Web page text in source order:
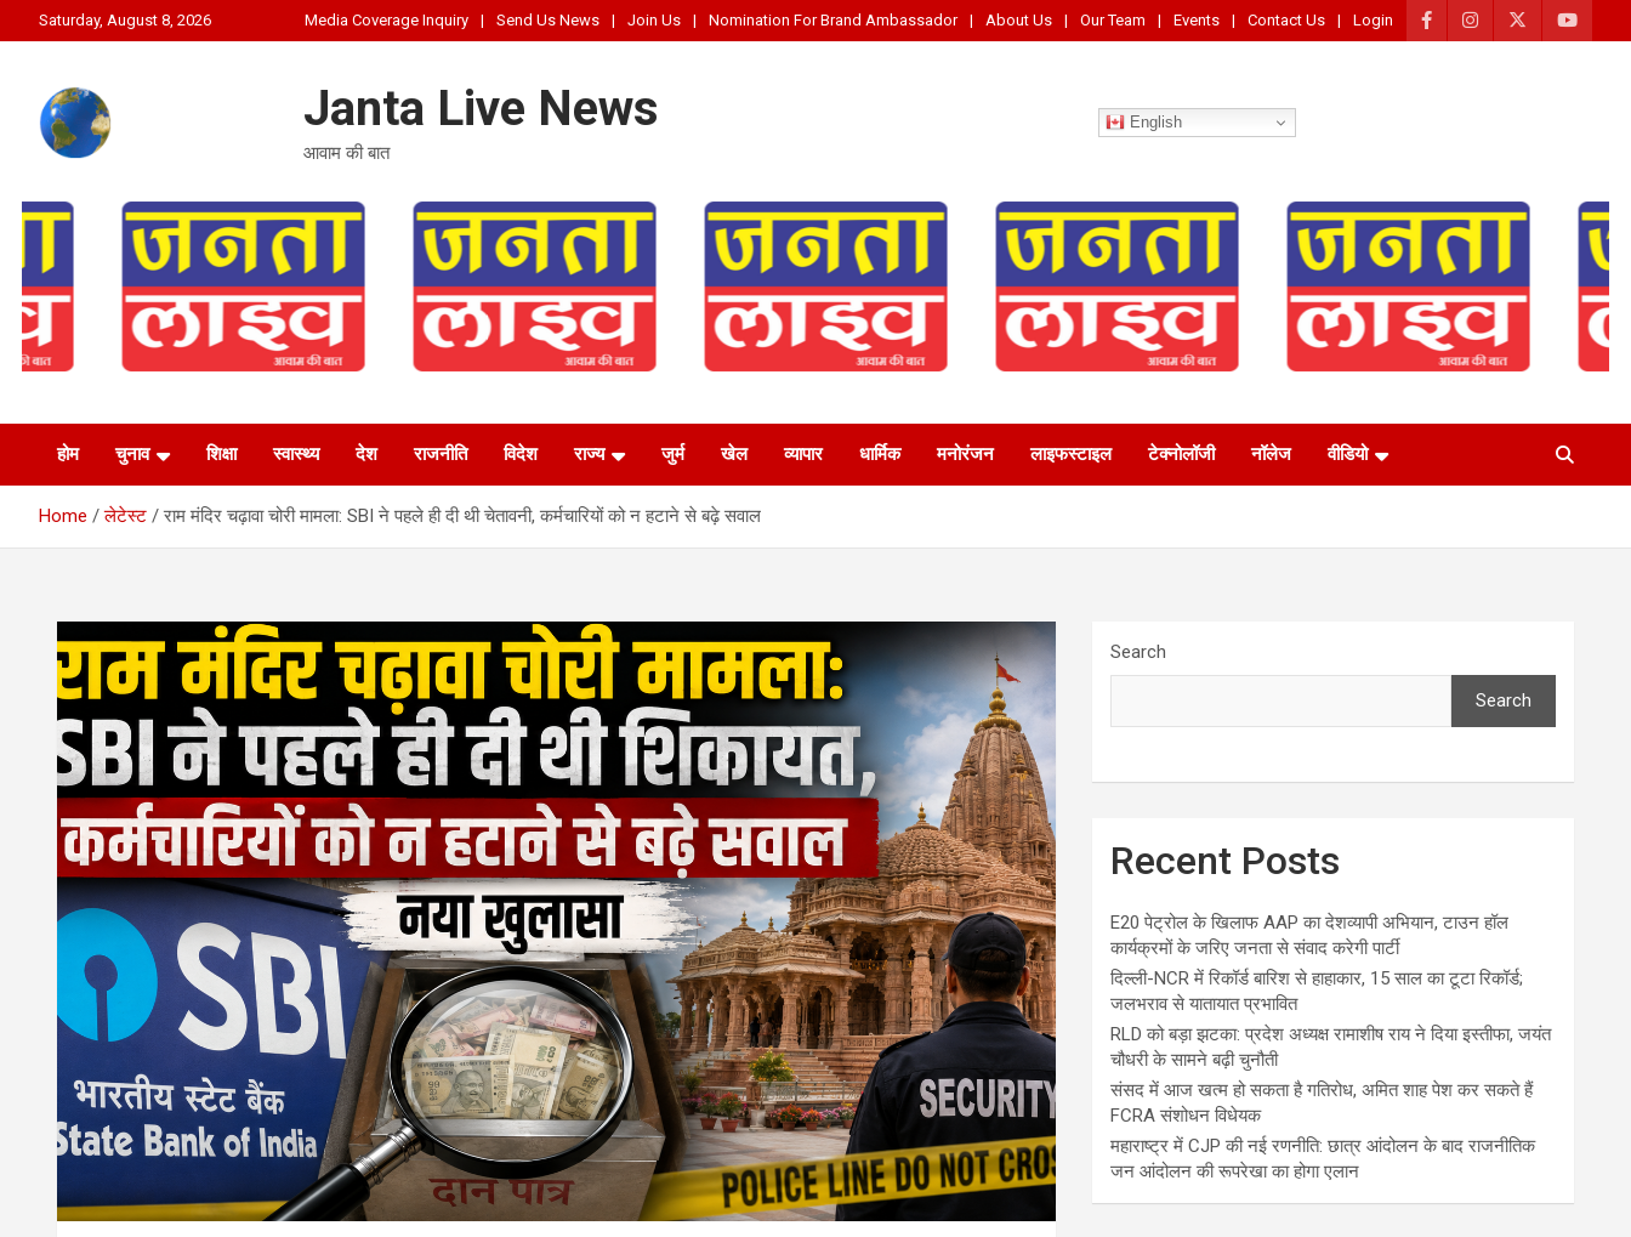
to
Saturday, August 8, 2026 Media Coverage Inquiry Send Us News Join Us Nomination For Brand Ambassador About Us Our Team Events Contact Us Login
Janta Live News
आवाम की बात
English
होम चुनाव शिक्षा स्वास्थ्य देश राजनीति विदेश राज्य जुर्म खेल व्यापार धार्मिक मनोरंजन लाइफस्‍टाइल टेक्नोलॉजी नॉलेज वीडियो
Home लेटेस्ट राम मंदिर चढ़ावा चोरी मामला: SBI ने पहले ही दी थी चेतावनी, कर्मचारियों को न हटाने से बढ़े सवाल
Search
Search
Recent Posts
E20 पेट्रोल के खिलाफ AAP का देशव्यापी अभियान, टाउन हॉल
कार्यक्रमों के जरिए जनता से संवाद करेगी पार्टी
दिल्ली-NCR में रिकॉर्ड बारिश से हाहाकार, 15 साल का टूटा रिकॉर्ड;
जलभराव से यातायात प्रभावित
RLD को बड़ा झटका: प्रदेश अध्यक्ष रामाशीष राय ने दिया इस्तीफा, जयंत
चौधरी के सामने बढ़ी चुनौती
संसद में आज खत्म हो सकता है गतिरोध, अमित शाह पेश कर सकते हैं
FCRA संशोधन विधेयक
महाराष्ट्र में CJP की नई रणनीति: छात्र आंदोलन के बाद राजनीतिक
जन आंदोलन की रूपरेखा का होगा एलान